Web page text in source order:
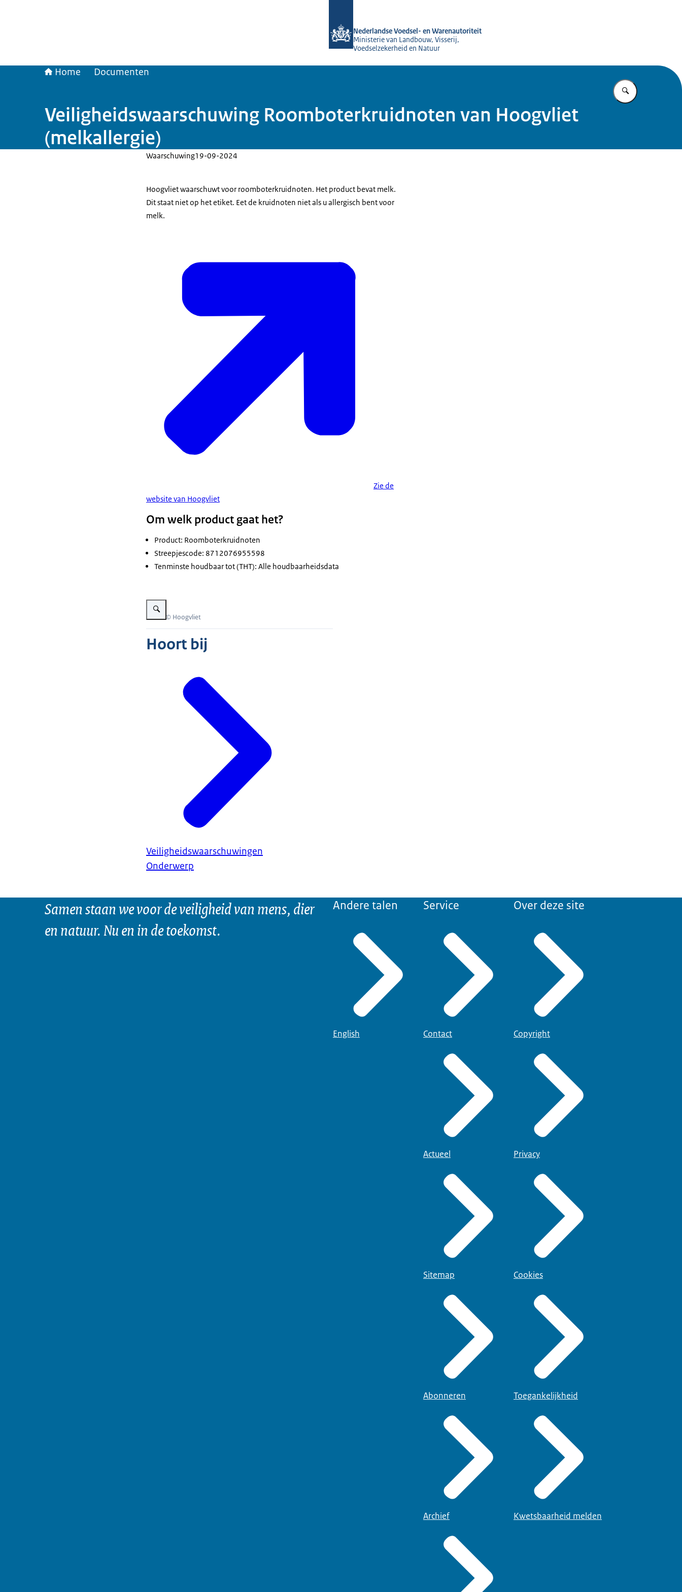
Nederlandse Voedsel- en Warenautoriteit
Ministerie van Landbouw, Visserij,
Voedselzekerheid en Natuur
Home Documenten
Vul in wat u
Veiligheidswaarschuwing Roomboterkruidnoten van Hoogvliet
(melkallergie)
Waarschuwing19-09-2024
Hoogvliet waarschuwt voor roomboterkruidnoten. Het product bevat melk.
Dit staat niet op het etiket. Eet de kruidnoten niet als u allergisch bent voor
melk.
Zie de
website van Hoogvliet
Om welk product gaat het?
Product: Roomboterkruidnoten
Streepjescode: 8712076955598
Tenminste houdbaar tot (THT): Alle houdbaarheidsdata
Vergroot afbeelding Roomboterkruidnoten van Hoogvliet
Beeld: © Hoogvliet
Hoort bij
Veiligheidswaarschuwingen
Onderwerp
Samen staan we voor de veiligheid van mens, dier
en natuur. Nu en in de toekomst.
Andere talen
English
Service
Contact
Actueel
Sitemap
Abonneren
Archief
Over deze site
Copyright
Privacy
Cookies
Toegankelijkheid
Kwetsbaarheid melden